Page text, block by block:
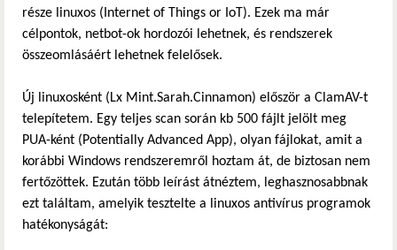
része linuxos (Internet of Things or IoT). Ezek ma már
célpontok, netbot-ok hordozói lehetnek, és rendszerek
összeomlásáért lehetnek felelősek.
Új linuxosként (Lx Mint.Sarah.Cinnamon) először a ClamAV-t
telepítetem. Egy teljes scan során kb 500 fájlt jelölt meg
PUA-ként (Potentially Advanced App), olyan fájlokat, amit a
korábbi Windows rendszeremről hoztam át, de biztosan nem
fertőzöttek. Ezután több leírást átnéztem, leghasznosabbnak
ezt találtam, amelyik tesztelte a linuxos antivírus programok
hatékonyságát: